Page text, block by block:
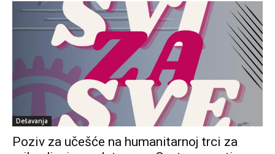
Dešavanja
Poziv za učešće na humanitarnoj trci za